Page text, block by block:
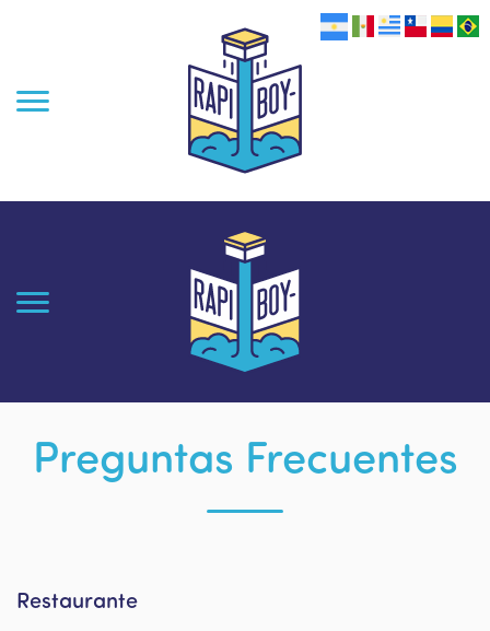
Preguntas Frecuentes
Restaurante